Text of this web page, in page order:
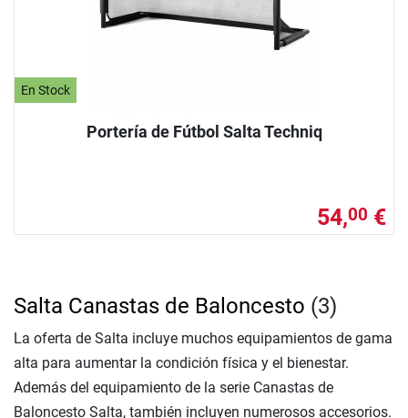
En Stock
Portería de Fútbol Salta Techniq
54,00 €
Salta Canastas de Baloncesto (3)
La oferta de Salta incluye muchos equipamientos de gama
alta para aumentar la condición física y el bienestar.
Además del equipamiento de la serie Canastas de
Baloncesto Salta, también incluyen numerosos accesorios.